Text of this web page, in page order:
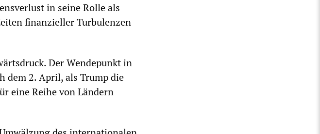
in seine Rolle als
finanzieller Turbulenzen
Der Wendepunkt in
dem 2. April, als Trump die
eine Reihe von Ländern